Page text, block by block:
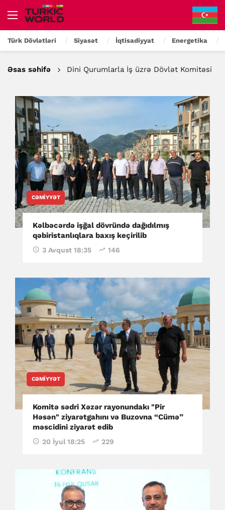
Türk Dövlətləri Siyasət İqtisadiyyat Energetika
Əsas səhifə Dini Qurumlarla İş üzrə Dövlət Komitəsi
CƏMIYYƏT
Kəlbəcərdə işğal dövründə dağıdılmış
qəbiristanlıqlara baxış keçirilib
3 Avqust 18:35 146
CƏMIYYƏT
Komitə sədri Xəzər rayonundakı "Pir
Həsən" ziyarətgahını və Buzovna “Cümə”
məscidini ziyarət edib
20 İyul 18:25 229